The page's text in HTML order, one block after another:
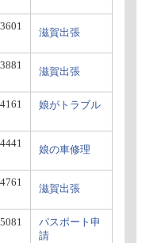
滋賀出張
滋賀出張
娘がトラブル
娘の車修理
滋賀出張
パスポート申
請